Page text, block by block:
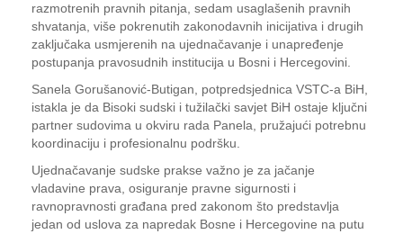
razmotrenih pravnih pitanja, sedam usaglašenih pravnih
shvatanja, više pokrenutih zakonodavnih inicijativa i drugih
zaključaka usmjerenih na ujednačavanje i unapređenje
postupanja pravosudnih institucija u Bosni i Hercegovini.
Sanela Gorušanović-Butigan, potpredsjednica VSTC-a BiH,
istakla je da Bisoki sudski i tužilački savjet BiH ostaje ključni
partner sudovima u okviru rada Panela, pružajući potrebnu
koordinaciju i profesionalnu podršku.
Ujednačavanje sudske prakse važno je za jačanje
vladavine prava, osiguranje pravne sigurnosti i
ravnopravnosti građana pred zakonom što predstavlja
jedan od uslova za napredak Bosne i Hercegovine na putu